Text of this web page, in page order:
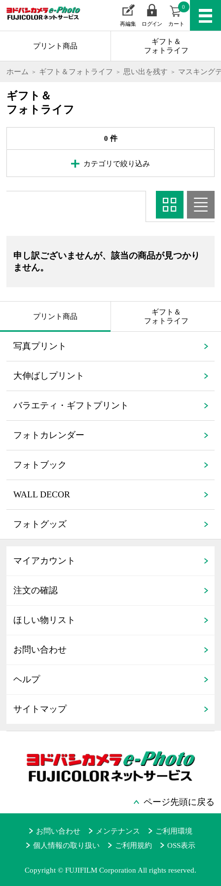
再編集 ログイン カート
0
プリント商品
ギフト＆
フォトライフ
ホーム ギフト＆フォトライフ 思い出を残す マスキング
ギフト＆
フォトライフ
0 件
カテゴリで絞り込み
申し訳ございませんが、該当の商品が見つかり
ません。
プリント商品
写真プリント
大伸ばしプリント
バラエティ・ギフトプリント
フォトカレンダー
フォトブック
WALL DECOR
フォトグッズ
ギフト＆
フォトライフ
マイアカウント
注文の確認
ほしい物リスト
お問い合わせ
ヘルプ
サイトマップ
ページ先頭に戻る
お問い合わせ メンテナンス
ご利用環境
個人情報の取り扱い
ご利用規約 OSS表示
Copyright © FUJIFILM Corporation All rights reserved.